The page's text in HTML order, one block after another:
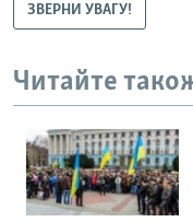
ЗВЕРНИ УВАГУ!
Читайте